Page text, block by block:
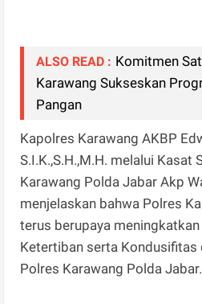
ALSO READ : Komitmen
Karawang Sukseskan
Pangan
Kapolres Karawang AKBP
S.I.K.,S.H.,M.H. melalui Kasat
Karawang Polda Jabar Akp
menjelaskan bahwa Polres
terus berupaya
Ketertiban serta Kondusifitas
Polres Karawang Polda